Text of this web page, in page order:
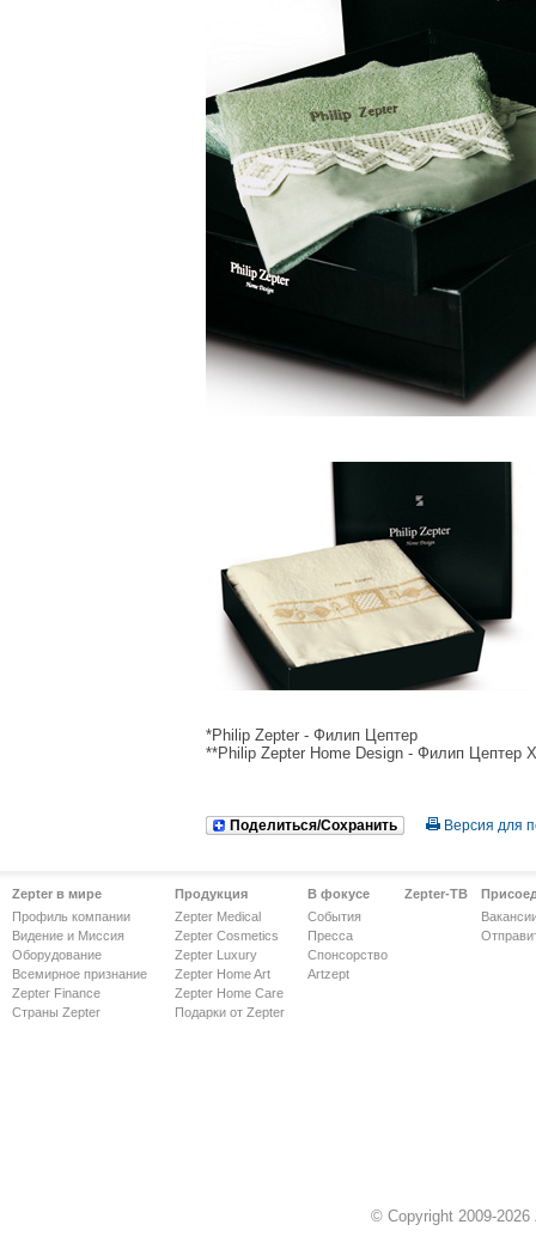
*Philip Zepter - Филип Цептер
**Philip Zepter Home Design - Филип Цептер
Поделиться/Сохранить Версия для
Zepter в мире
Профиль компании
Видение и Миссия
Оборудование
Всемирное признание
Zepter Finance
Страны Zepter
Продукция
Zepter Medical
Zepter Cosmetics
Zepter Luxury
Zepter Home Art
Zepter Home Care
Подарки от Zepter
В фокусе
События
Пресса
Спонсорство
Artzept
Zepter-ТВ
© Copyright 2009-